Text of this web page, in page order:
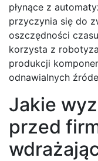
płynące z
przyczynia się do
oszczędności
korzysta z
produkcji
odnawialnych
Jakie
przed